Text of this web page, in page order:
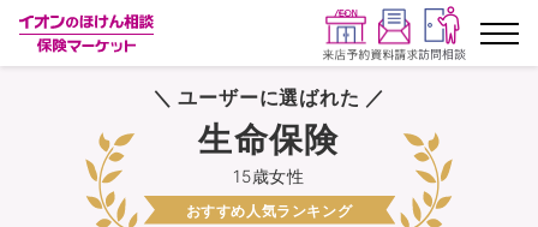
ランキングから探す
保険を比較する
＼ ユーザーに選ばれた ／
15歳女性
生命保険
おすすめ人気ランキング